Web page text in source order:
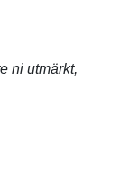
ni utmärkt,